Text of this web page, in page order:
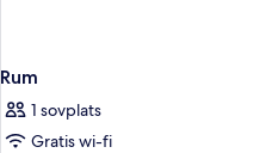
Rum
1 sovplats
Gratis wi-fi